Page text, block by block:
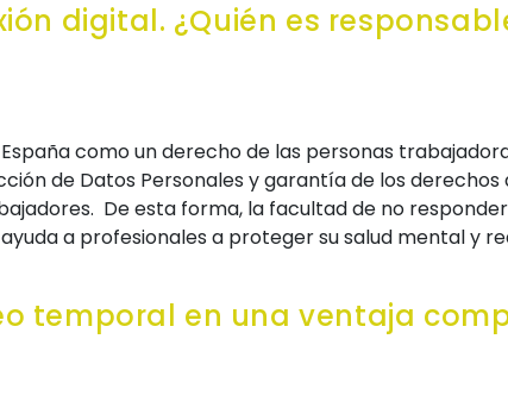
digital. ¿Quién es
como un derecho de las personas
de Datos Personales y garantía de los derechos
De esta forma, la facultad de no
a profesionales a proteger su salud mental y
temporal en una ventaja